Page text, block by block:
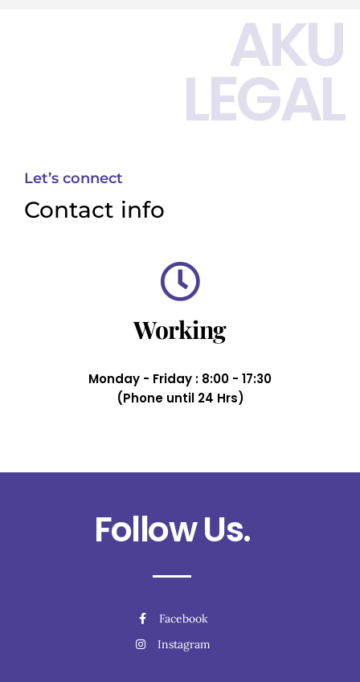
AKU
LEGAL
Let’s connect
Contact info
Working
Monday - Friday : 8:00 - 17:30
(Phone until 24 Hrs)
Follow Us.
Facebook
Instagram